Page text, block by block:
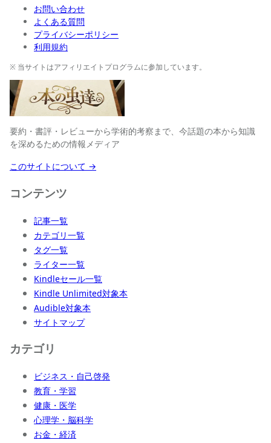
お問い合わせ
よくある質問
プライバシーポリシー
利用規約
※ 当サイトはアフィリエイトプログラムに参加しています。
要約・書評・レビューから学術的考察まで、今話題の本から知識
を深めるための情報メディア
このサイトについて →
コンテンツ
記事一覧
カテゴリ一覧
タグ一覧
ライター一覧
Kindleセール一覧
Kindle Unlimited対象本
Audible対象本
サイトマップ
カテゴリ
ビジネス・自己啓発
教育・学習
健康・医学
心理学・脳科学
お金・経済